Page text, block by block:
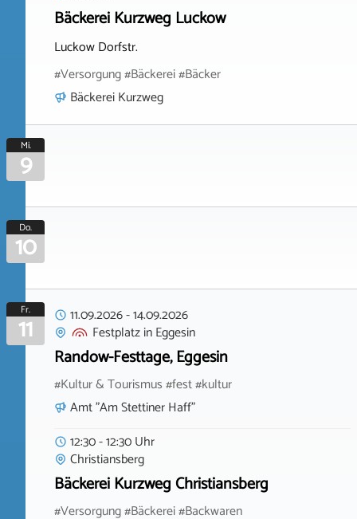
Bäckerei Kurzweg Luckow
Luckow Dorfstr.
#Versorgung #Bäckerei #Bäcker
Bäckerei Kurzweg
Mi.
9
Do.
10
Fr.
11 11.09.2026-14.09.2026
FestplatzinEggesin
Randow-Festtage, Eggesin
#Kultur & Tourismus #fest #kultur
Amt "Am Stettiner Haff"
12:30 - 12:30 Uhr
Christiansberg
Bäckerei Kurzweg Christiansberg
#Versorgung #Bäckerei #Backwaren